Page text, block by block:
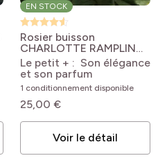
EN STOCK
Rosier buisson
CHARLOTTE RAMPLING
® Meihirvin Rosa
'Meihirvin' CHARLOTTE
RAMPLING®
Le petit + : Son élégance
et son parfum
1 conditionnement disponible
25,00 €
Voir le détail